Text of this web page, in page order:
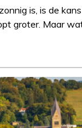
is, is de
groter. Maar